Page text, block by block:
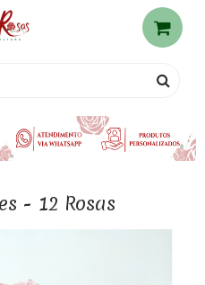
- 12 Rosas